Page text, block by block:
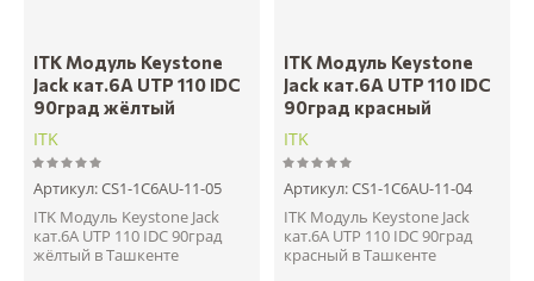
ITK Модуль Keystone
Jack кат.6A UTP 110 IDC
90град жёлтый
ITK
Артикул:CS1-1C6AU-11-05
ITK Модуль Keystone Jack
кат.6A UTP 110 IDC 90град
жёлтый в Ташкенте
ITK Модуль Keystone
Jack кат.6A UTP 110 IDC
90град красный
ITK
Артикул:CS1-1C6AU-11-04
ITK Модуль Keystone Jack
кат.6A UTP 110 IDC 90град
красный в Ташкенте